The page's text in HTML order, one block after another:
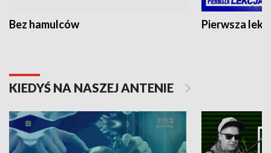
Bez hamulców Pierwsza
KIEDYŚ NA NASZEJ ANTENIE